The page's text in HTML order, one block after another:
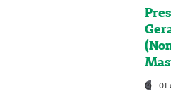
01